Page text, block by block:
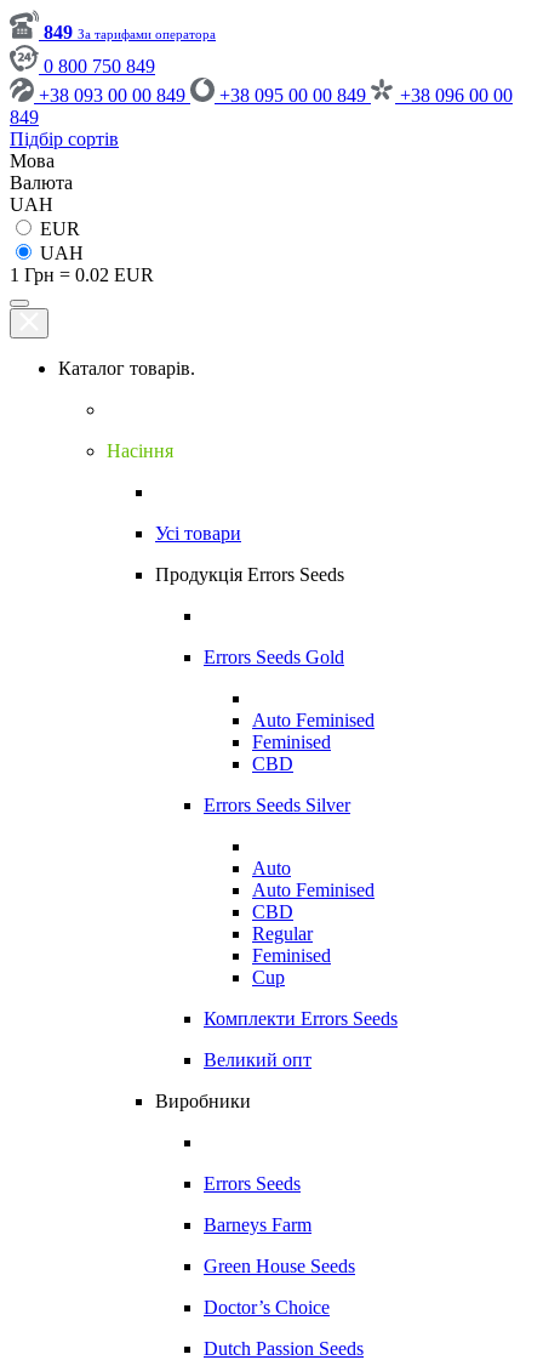
849 За тарифами оператора
0 800 750 849
+38 093 00 00 849
+38 095 00 00 849
+38 096 00 00
849
Підбір сортів
Мова
Валюта
UAH
EUR
UAH
1 Грн = 0.02 EUR
Каталог товарів.
Насіння
Усі товари
Продукція Errors Seeds
Errors Seeds Gold
Auto Feminised
Feminised
CBD
Errors Seeds Silver
Auto
Auto Feminised
CBD
Regular
Feminised
Cup
Комплекти Errors Seeds
Великий опт
Виробники
Errors Seeds
Barneys Farm
Green House Seeds
Doctor’s Choice
Dutch Passion Seeds